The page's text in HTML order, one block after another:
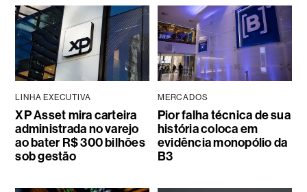
LINHA EXECUTIVA
XP Asset mira carteira
administrada no varejo
ao bater R$ 300 bilhões
sob gestão
MERCADOS
Pior falha técnica de sua
história coloca em
evidência monopólio da
B3